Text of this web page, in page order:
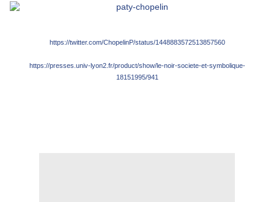
https://twitter.com/ChopelinP/status/1448883572513857560
https://presses.univ-lyon2.fr/product/show/le-noir-societe-et-symbolique-
18151995/941